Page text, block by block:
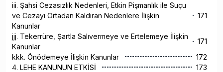
iii. Şahsi Cezasızlık Nedenleri, Etkin Pişmanlık ile Suçu
ve Cezayı Ortadan Kaldıran Nedenlere İlişkin
Kanunlar
171
jjj. Tekerrüre, Şartla Salıvermeye ve Ertelemeye İlişkin
Kanunlar
171
kkk. Önödemeye İlişkin Kanunlar
172
4. LEHE KANUNUN ETKİSİ
173